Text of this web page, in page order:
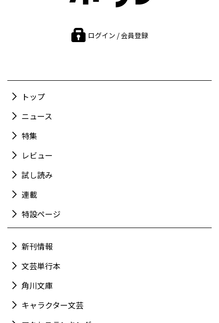
ログイン / 会員登録
トップ
ニュース
特集
レビュー
試し読み
連載
特設ページ
新刊情報
文芸単行本
角川文庫
キャラクター文芸